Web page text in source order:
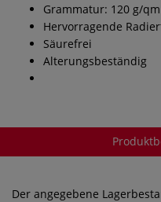
Grammatur: 120 g/qm
Hervorragende
Säurefrei
Alterungsbeständig
Der angegebene